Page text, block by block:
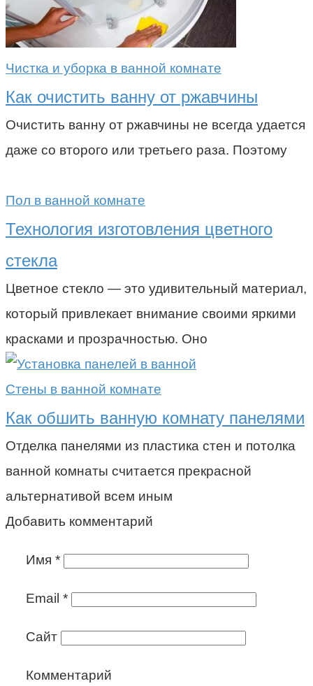
Чистка и уборка в ванной комнате
Как очистить ванну от ржавчины
Очистить ванну от ржавчины не всегда удается
даже со второго или третьего раза. Поэтому
Пол в ванной комнате
Технология изготовления цветного
стекла
Цветное стекло — это удивительный материал,
который привлекает внимание своими яркими
красками и прозрачностью. Оно
Стены в ванной комнате
Как обшить ванную комнату панелями
Отделка панелями из пластика стен и потолка
ванной комнаты считается прекрасной
альтернативой всем иным
Добавить комментарий
Имя *
Email *
Сайт
Комментарий